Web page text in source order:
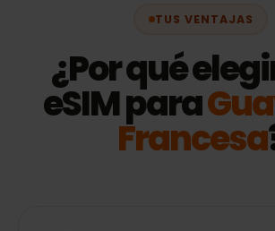
TUS VENTAJAS
¿Por qué
eSIM para
Francesa